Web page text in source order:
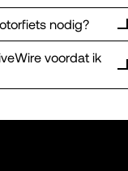
nodig?
voordat ik